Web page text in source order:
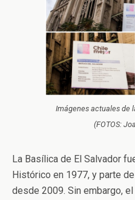
Imágenes actuales de
(FOTOS:
La Basílica de El Salvador
Histórico en 1977, y parte
desde 2009. Sin embargo,